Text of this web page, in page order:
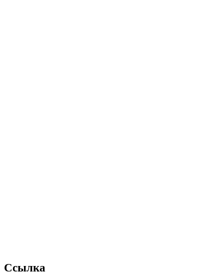
Ссылка